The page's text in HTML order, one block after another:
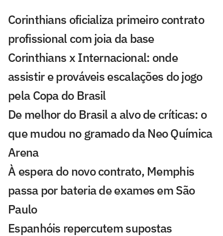
Corinthians oficializa primeiro contrato
profissional com joia da base
Corinthians x Internacional: onde
assistir e prováveis escalações do jogo
pela Copa do Brasil
De melhor do Brasil a alvo de críticas: o
que mudou no gramado da Neo Química
Arena
À espera do novo contrato, Memphis
passa por bateria de exames em São
Paulo
Espanhóis repercutem supostas